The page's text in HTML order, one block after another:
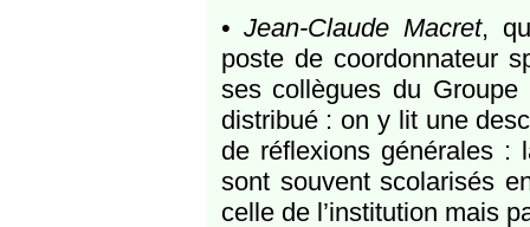
•Jean-Claude Macret,
poste de coordonnateur
ses collègues du
distribué : on y lit une
de réflexions générales :
sont souvent scolarisés
celle de l’institution mais